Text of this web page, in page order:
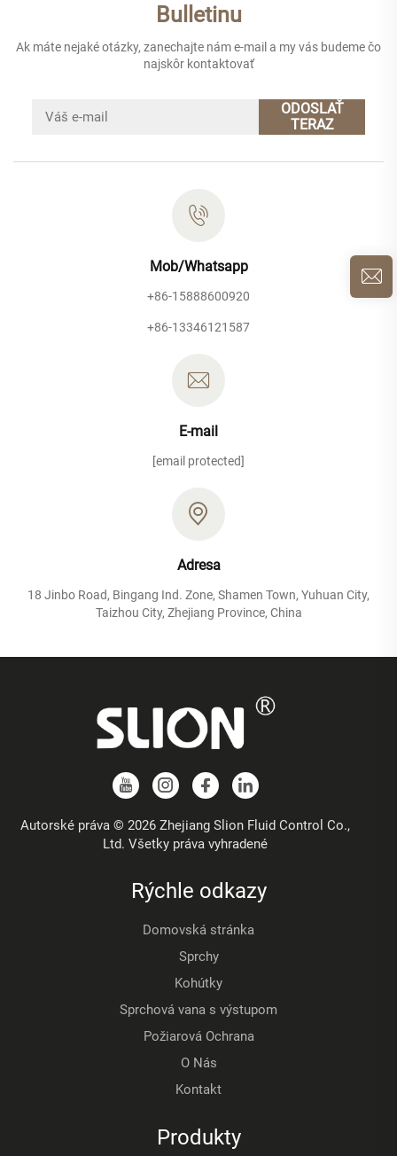
Bulletinu
Ak máte nejaké otázky, zanechajte nám e-mail a my vás budeme čo
najskôr kontaktovať
ODOSLAŤ
TERAZ
Mob/Whatsapp
+86-15888600920
+86-13346121587
E-mail
[email protected]
Adresa
18 Jinbo Road, Bingang Ind. Zone, Shamen Town, Yuhuan City,
Taizhou City, Zhejiang Province, China
Autorské práva © 2026 Zhejiang Slion Fluid Control Co.,
Ltd. Všetky práva vyhradené
Rýchle odkazy
Domovská stránka
Sprchy
Kohútky
Sprchová vana s výstupom
Požiarová Ochrana
O Nás
Kontakt
Produkty